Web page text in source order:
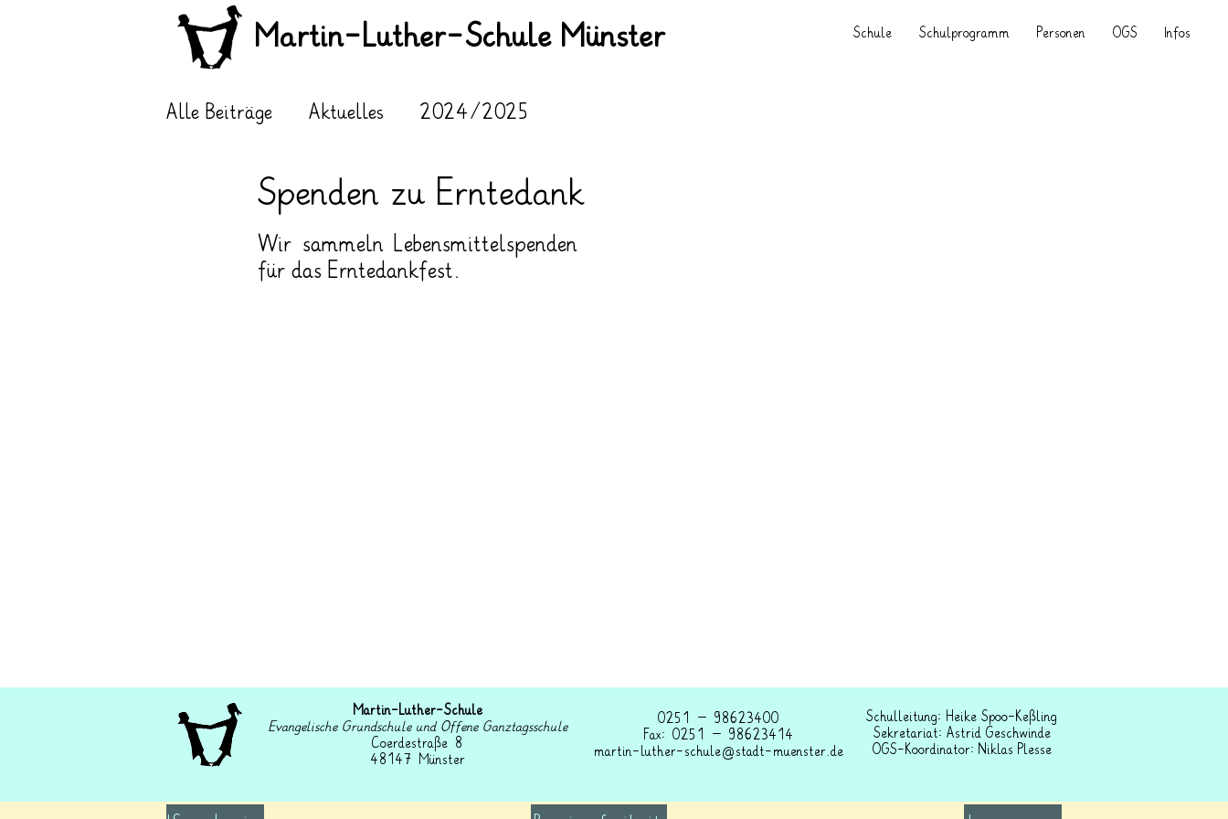
Schule Schulprogramm Personen OGS Infos
Martin-Luther-Schule Münster
Alle Beiträge Aktuelles 2024/2025
Spenden zu Erntedank
Wir sammeln Lebensmittelspenden
für das Erntedankfest.
Martin-Luther-Schule
Evangelische Grundschule und Offene Ganztagsschule
Coerdestraße 8
48147 Münster
0251 – 98623400
Fax: 0251 – 98623414
martin-luther-schule@stadt-muenster.de
Schulleitung: Heike Spoo-Keßling
Sekretariat: Astrid Geschwinde
OGS-Koordinator: Niklas Plesse